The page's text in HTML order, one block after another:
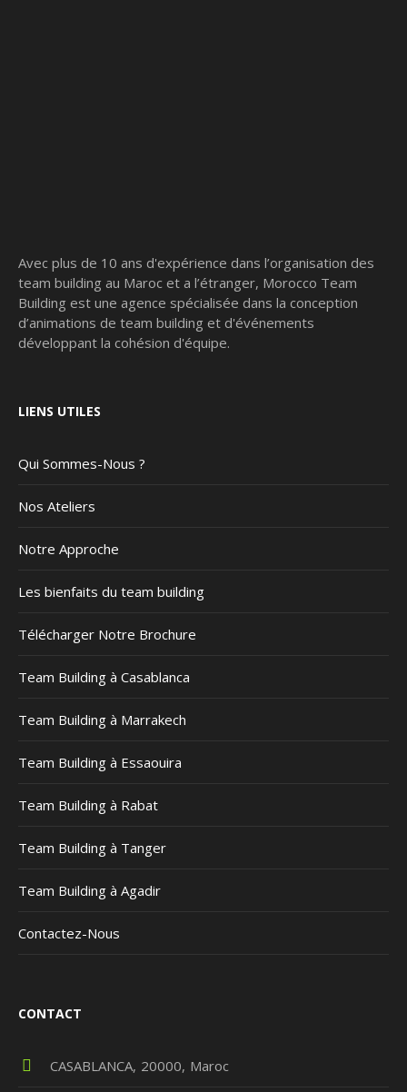
Avec plus de 10 ans d'expérience dans l’organisation des
team building au Maroc et a l’étranger, Morocco Team
Building est une agence spécialisée dans la conception
d’animations de team building et d'événements
développant la cohésion d'équipe.
LIENS UTILES
Qui Sommes-Nous ?
Nos Ateliers
Notre Approche
Les bienfaits du team building
Télécharger Notre Brochure
Team Building à Casablanca
Team Building à Marrakech
Team Building à Essaouira
Team Building à Rabat
Team Building à Tanger
Team Building à Agadir
Contactez-Nous
CONTACT
CASABLANCA 20000 Maroc